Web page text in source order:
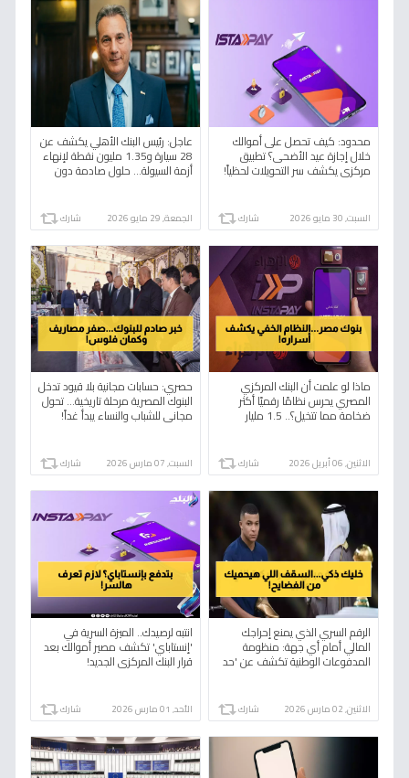
محدود: كيف تحصل على أموالك
خلال إجازة عيد الأضحى؟ تطبيق
مركزي يكشف سر التحويلات لحظياً!
السبت, 30 مايو 2026 شارك
عاجل: رئيس البنك الأهلي يكشف عن
28 سيارة و1.35 مليون نقطة لإنهاء
أزمة السيولة… حلول صادمة دون
الجمعة, 29 مايو 2026 شارك
ماذا لو علمت أن البنك المركزي
المصري يحرس نظامًا رقميًا أكثر
ضخامة مما تتخيل؟.. 1.5 مليار
الاثنين, 06 أبريل 2026 شارك
حصري: حسابات مجانية بلا قيود تدخل
البنوك المصرية مرحلة تاريخية… تحول
مجاني للشباب والنساء يبدأ غداً!
السبت, 07 مارس 2026 شارك
الرقم السري الذي يمنع إحراجك
المالي أمام أي جهة: منظومة
المدفوعات الوطنية تكشف عن 'حد
الاثنين, 02 مارس 2026 شارك
انتبه لرصيدك.. الميزة السرية في
'إنستاباي' تكشف مصير أموالك بعد
قرار البنك المركزي الجديد!
الأحد, 01 مارس 2026 شارك